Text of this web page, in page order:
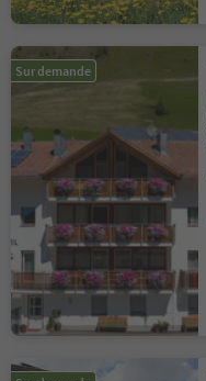
Sur demande